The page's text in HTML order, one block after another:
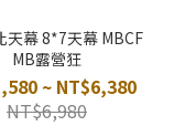
天幕 8*7天幕 MBCF
MB露營狂
~ NT$6,380
NT$6,980